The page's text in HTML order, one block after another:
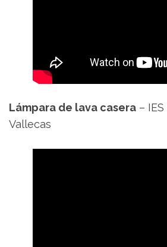
Lámpara de lava casera –
Vallecas